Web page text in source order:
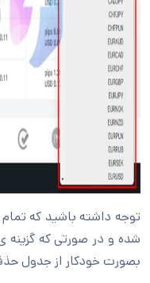
توجه داشته باشید که
شده و در صورتی که گزینه
بصورت خودکار از جدول